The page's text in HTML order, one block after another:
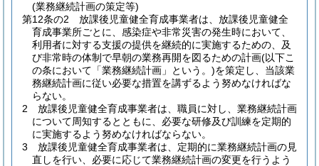
(業務継続計画の策定等)
第12条の2
放課後児童健全育成事業者は、放課後児童健全
育成事業所ごとに、感染症や非常災害の発生時において、
利用者に対する支援の提供を継続的に実施するための、及
び非常時の体制で早朝の業務再開を図るための計画(以下こ
の条において「業務継続計画」という。)を策定し、当該業
務継続計画に従い必要な措置を講ずるよう努めなければな
らない。
2
放課後児童健全育成事業者は、職員に対し、業務継続計画
について周知するとともに、必要な研修及び訓練を定期的
に実施するよう努めなければならない。
3
放課後児童健全育成事業者は、定期的に業務継続計画の見
直しを行い、必要に応じて業務継続計画の変更を行うよう